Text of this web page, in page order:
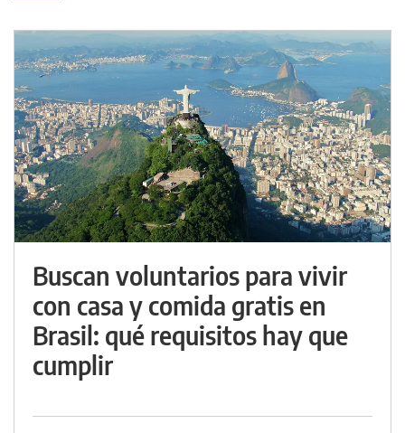
Buscan voluntarios para vivir
con casa y comida gratis en
Brasil: qué requisitos hay que
cumplir